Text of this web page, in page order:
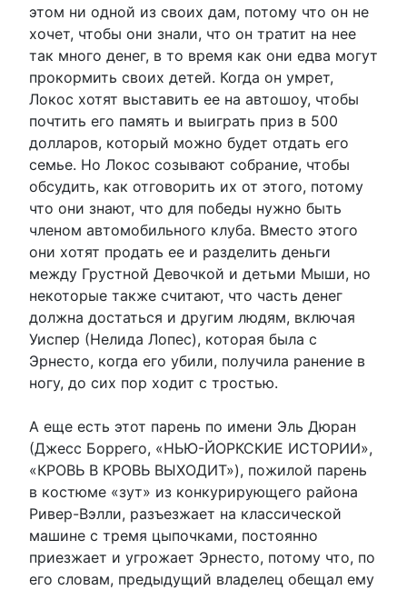
этом ни одной из своих дам, потому что он не
хочет, чтобы они знали, что он тратит на нее
так много денег, в то время как они едва могут
прокормить своих детей. Когда он умрет,
Локос хотят выставить ее на автошоу, чтобы
почтить его память и выиграть приз в 500
долларов, который можно будет отдать его
семье. Но Локос созывают собрание, чтобы
обсудить, как отговорить их от этого, потому
что они знают, что для победы нужно быть
членом автомобильного клуба. Вместо этого
они хотят продать ее и разделить деньги
между Грустной Девочкой и детьми Мыши, но
некоторые также считают, что часть денег
должна достаться и другим людям, включая
Уиспер (Нелида Лопес), которая была с
Эрнесто, когда его убили, получила ранение в
ногу, до сих пор ходит с тростью.
А еще есть этот парень по имени Эль Дюран
(Джесс Боррего, «НЬЮ-ЙОРКСКИЕ ИСТОРИИ»,
«КРОВЬ В КРОВЬ ВЫХОДИТ»), пожилой парень
в костюме «зут» из конкурирующего района
Ривер-Вэлли, разъезжает на классической
машине с тремя цыпочками, постоянно
приезжает и угрожает Эрнесто, потому что, по
его словам, предыдущий владелец обещал ему